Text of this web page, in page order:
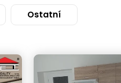
Ostatní